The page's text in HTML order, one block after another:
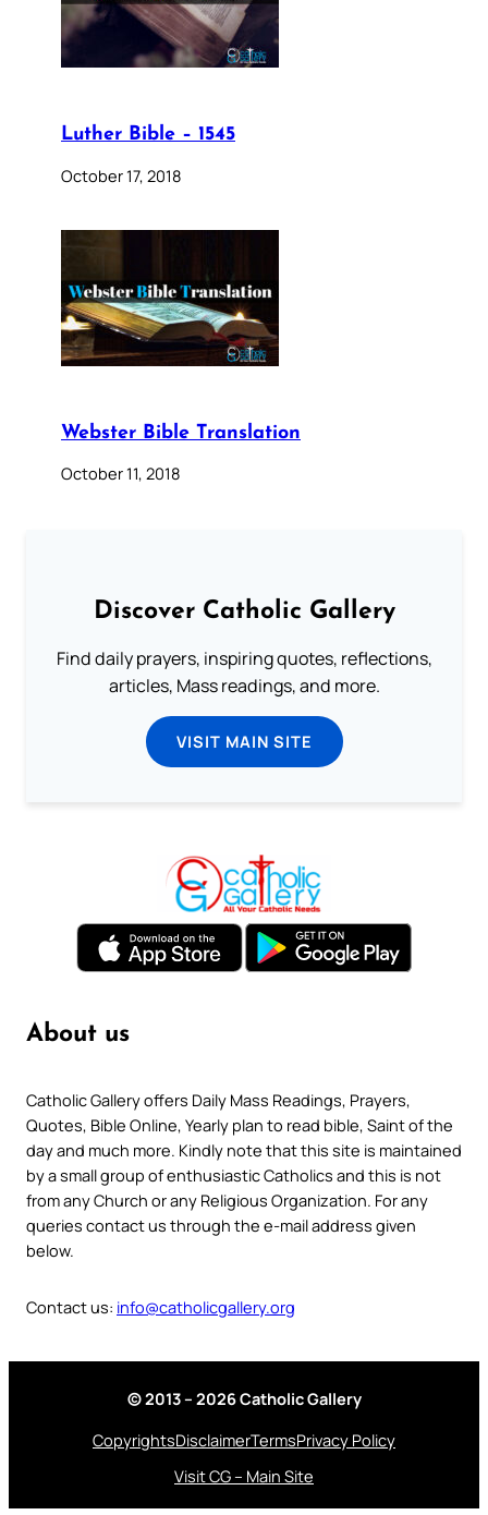
Luther Bible – 1545
October 17, 2018
Webster Bible Translation
October 11, 2018
Discover Catholic Gallery
Find daily prayers, inspiring quotes, reflections,
articles, Mass readings, and more.
VISIT MAIN SITE
About us
Catholic Gallery offers Daily Mass Readings, Prayers,
Quotes, Bible Online, Yearly plan to read bible, Saint of the
day and much more. Kindly note that this site is maintained
by a small group of enthusiastic Catholics and this is not
from any Church or any Religious Organization. For any
queries contact us through the e-mail address given
below.
Contact us: info@catholicgallery.org
© 2013 – 2026 Catholic Gallery
CopyrightsDisclaimerTermsPrivacy Policy
Visit CG – Main Site